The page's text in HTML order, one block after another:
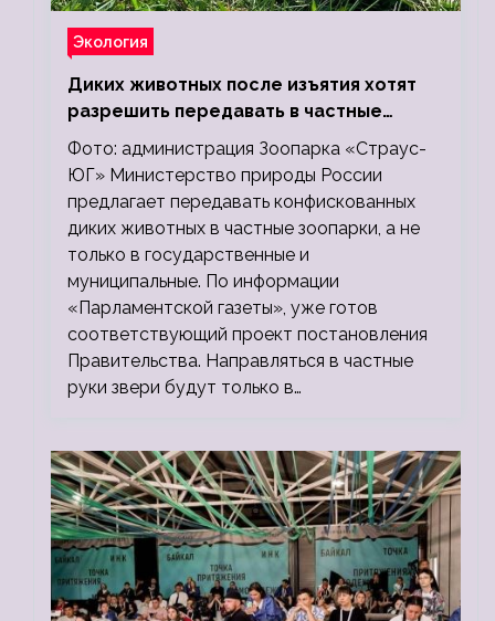
Экология
Диких животных после изъятия хотят
разрешить передавать в частные
зоопарки
Фото: администрация Зоопарка «Страус-
ЮГ» Министерство природы России
предлагает передавать конфискованных
диких животных в частные зоопарки, а не
только в государственные и
муниципальные. По информации
«Парламентской газеты», уже готов
соответствующий проект постановления
Правительства. Направляться в частные
руки звери будут только в…